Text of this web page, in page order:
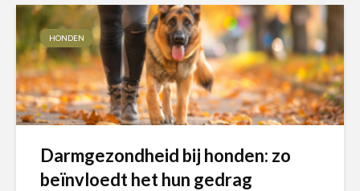
HONDEN
Darmgezondheid bij honden: zo
beïnvloedt het hun gedrag